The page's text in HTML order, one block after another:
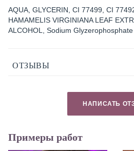
AQUA, GLYCERIN, CI 77499, CI
HAMAMELIS VIRGINIANA LEAF
ALCOHOL, Sodium Glyzerophosphate
ОТЗЫВЫ
НАПИСАТЬ
Примеры работ